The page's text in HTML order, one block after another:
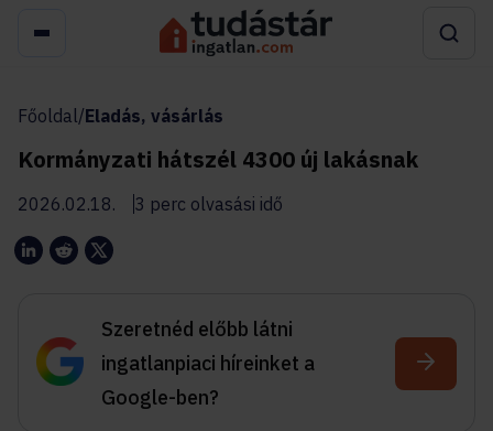
Főoldal/Eladás, vásárlás
Kormányzati hátszél 4300 új lakásnak
2026.02.18. 3 perc olvasási idő
Szeretnéd előbb látni
ingatlanpiaci híreinket a
Google-ben?